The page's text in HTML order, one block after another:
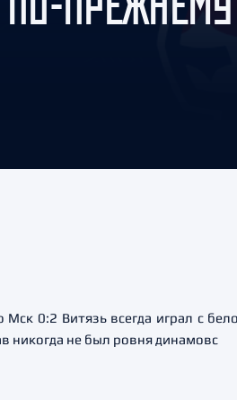
Мск 0:2 Витязь всегда играл с
никогда не был ровня динамовс